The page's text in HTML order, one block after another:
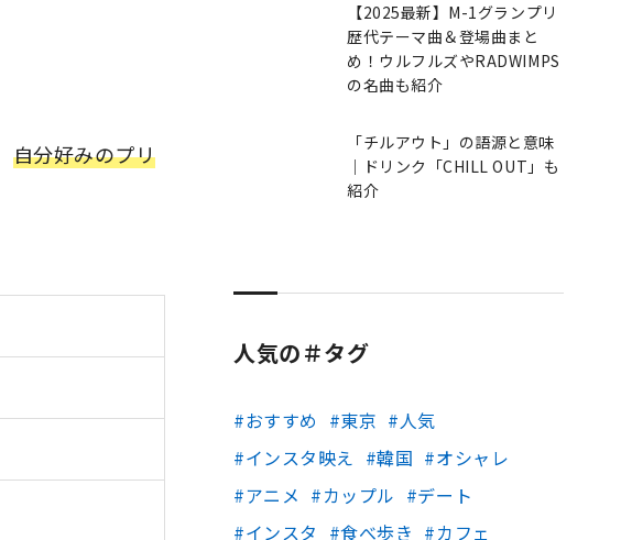
自分好みのプリ
【2025最新】M-1グランプリ
歴代テーマ曲＆登場曲まと
め！ウルフルズやRADWIMPS
の名曲も紹介
「チルアウト」の語源と意味
｜ドリンク「CHILL OUT」も
紹介
人気の＃タグ
おすすめ 東京
人気
インスタ映え
韓国
オシャレ
アニメ
カップル
デート
インスタ
食べ歩き カフェ